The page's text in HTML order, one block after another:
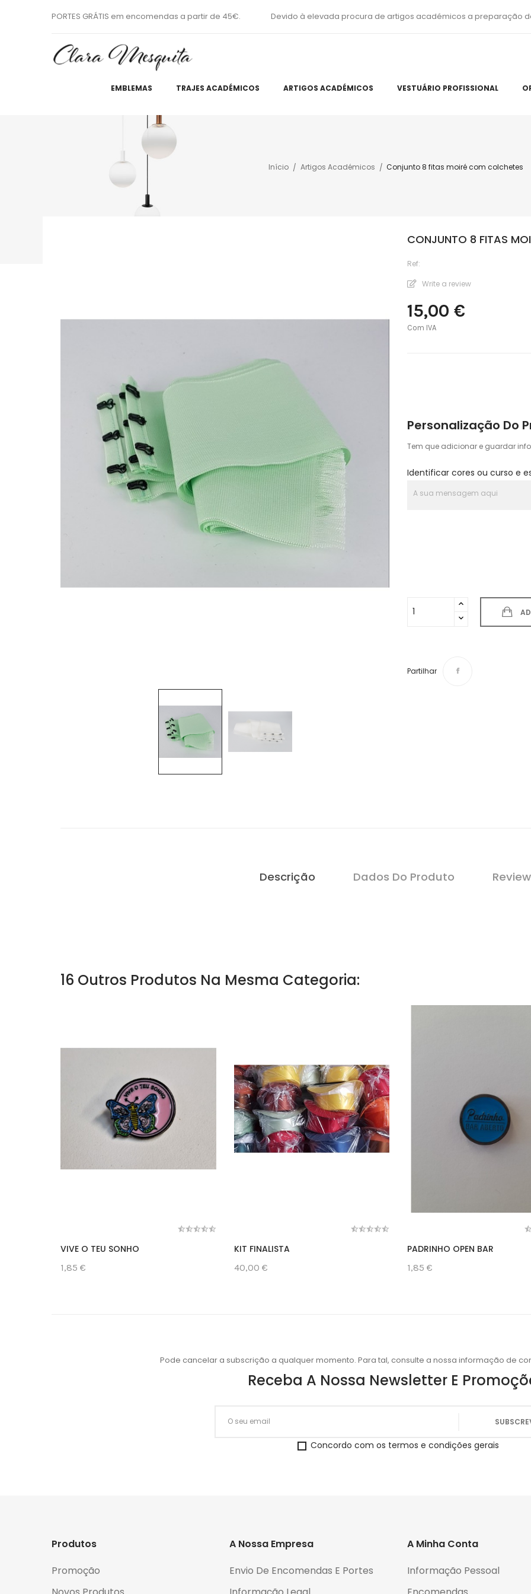
PORTES GRÁTIS em encomendas a partir de 45€. Devido à elevada procura de artigos académicos a preparação
EMBLEMAS TRAJES ACADÉMICOS ARTIGOS ACADÉMICOS VESTUÁRIO PROFISSIONAL
Início Artigos Académicos Conjunto 8 fitas moiré com colchetes
CONJUNTO 8 FITAS
Ref:
Write a review
15,00 €
Com IVA
Personalização Do
Tem que adicionar e guardar
Identificar cores ou curso e
Partilhar
Descrição Dados Do Produto
16 Outros Produtos Na Mesma Categoria:
VIVE O TEU SONHO
1,85 €
KIT FINALISTA
40,00 €
PADRINHO OPEN BAR
1,85 €
Pode cancelar a subscrição a qualquer momento. Para tal, consulte a nossa informação de
Receba A Nossa Newsletter E
Concordo com os termos e condições gerais
Produtos
Promoção
A Nossa Empresa
Envio De Encomendas E Portes
A Minha Conta
Informação Pessoal